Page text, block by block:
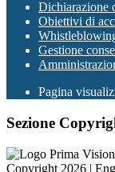
Dichiarazione
Obiettivi di
Gestione
Pagina
Sezione
Copyright 2026 |